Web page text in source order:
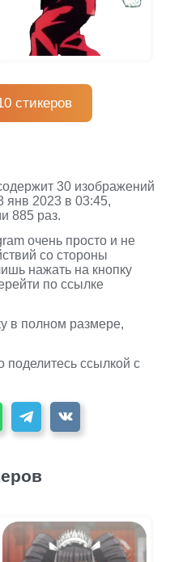
стикеров
30 изображений
янв 2023 в 03:45,
885 раз.
очень просто и не
со стороны
нажать на кнопку
по ссылке
в полном размере,
поделитесь ссылкой с